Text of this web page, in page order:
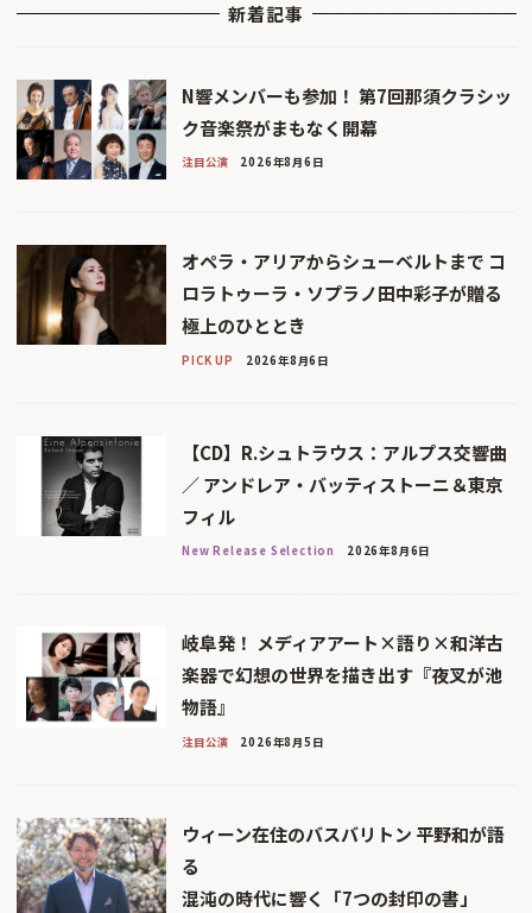
新着記事
N響メンバーも参加！ 第7回那須クラシッ
ク音楽祭がまもなく開幕
注目公演 2026年8月6日
オペラ・アリアからシューベルトまで コ
ロラトゥーラ・ソプラノ田中彩子が贈る
極上のひととき
PICK UP 2026年8月6日
【CD】R.シュトラウス：アルプス交響曲
／ アンドレア・バッティストーニ＆東京
フィル
New Release Selection 2026年8月6日
岐阜発！ メディアアート×語り×和洋古
楽器で幻想の世界を描き出す『夜叉が池
物語』
注目公演 2026年8月5日
ウィーン在住のバスバリトン 平野和が語
る
混沌の時代に響く「7つの封印の書」